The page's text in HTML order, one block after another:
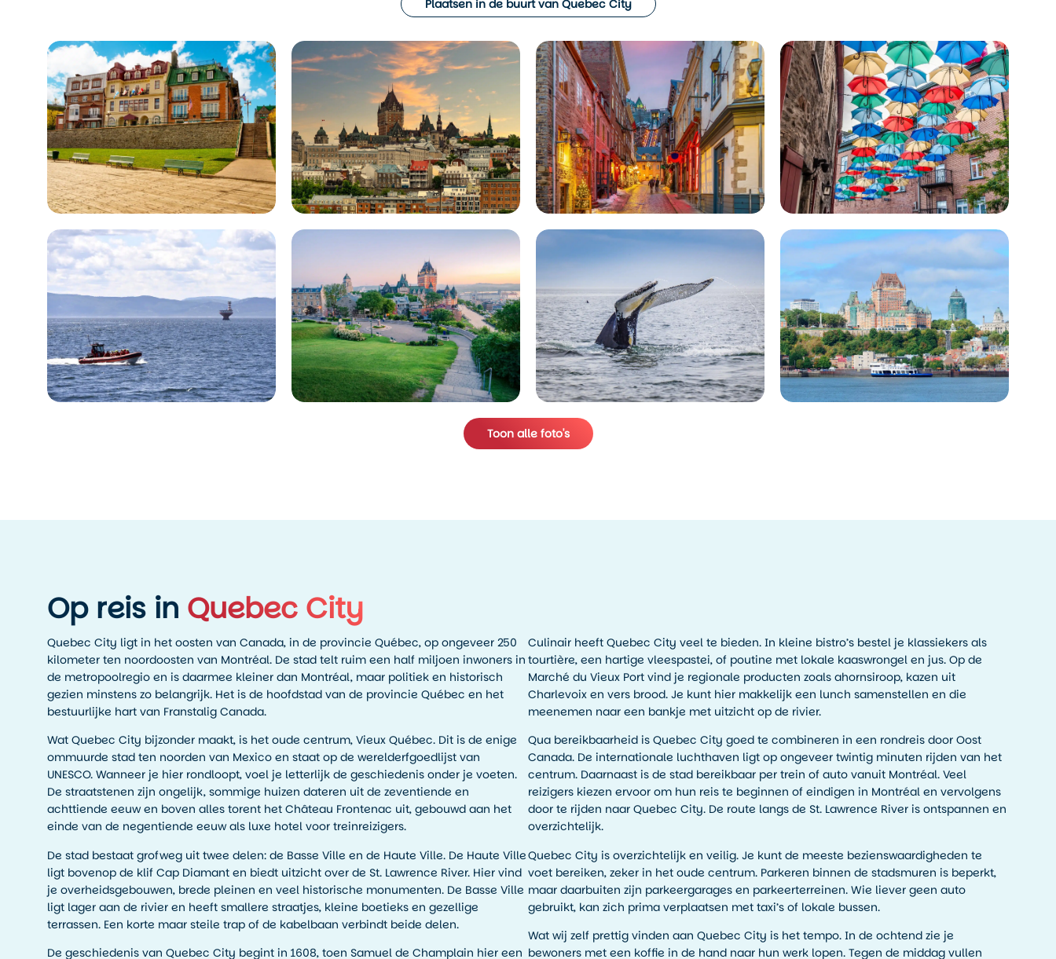
Plaatsen in de buurt van Quebec City
Toon alle foto's
Op reis in Quebec City
Quebec City ligt in het oosten van Canada, in de provincie Québec, op ongeveer 250
kilometer ten noordoosten van Montréal. De stad telt ruim een half miljoen inwoners in
de metropoolregio en is daarmee kleiner dan Montréal, maar politiek en historisch
gezien minstens zo belangrijk. Het is de hoofdstad van de provincie Québec en het
bestuurlijke hart van Franstalig Canada.
Wat Quebec City bijzonder maakt, is het oude centrum, Vieux Québec. Dit is de enige
ommuurde stad ten noorden van Mexico en staat op de werelderfgoedlijst van
UNESCO. Wanneer je hier rondloopt, voel je letterlijk de geschiedenis onder je voeten.
De straatstenen zijn ongelijk, sommige huizen dateren uit de zeventiende en
achttiende eeuw en boven alles torent het Château Frontenac uit, gebouwd aan het
einde van de negentiende eeuw als luxe hotel voor treinreizigers.
De stad bestaat grofweg uit twee delen: de Basse Ville en de Haute Ville. De Haute Ville
ligt bovenop de klif Cap Diamant en biedt uitzicht over de St. Lawrence River. Hier vind
je overheidsgebouwen, brede pleinen en veel historische monumenten. De Basse Ville
ligt lager aan de rivier en heeft smallere straatjes, kleine boetieks en gezellige
terrassen. Een korte maar steile trap of de kabelbaan verbindt beide delen.
De geschiedenis van Quebec City begint in 1608, toen Samuel de Champlain hier een
Culinair heeft Quebec City veel te bieden. In kleine bistro’s bestel je klassiekers als
tourtière, een hartige vleespastei, of poutine met lokale kaaswrongel en jus. Op de
Marché du Vieux Port vind je regionale producten zoals ahornsiroop, kazen uit
Charlevoix en vers brood. Je kunt hier makkelijk een lunch samenstellen en die
meenemen naar een bankje met uitzicht op de rivier.
Qua bereikbaarheid is Quebec City goed te combineren in een rondreis door Oost
Canada. De internationale luchthaven ligt op ongeveer twintig minuten rijden van het
centrum. Daarnaast is de stad bereikbaar per trein of auto vanuit Montréal. Veel
reizigers kiezen ervoor om hun reis te beginnen of eindigen in Montréal en vervolgens
door te rijden naar Quebec City. De route langs de St. Lawrence River is ontspannen en
overzichtelijk.
Quebec City is overzichtelijk en veilig. Je kunt de meeste bezienswaardigheden te
voet bereiken, zeker in het oude centrum. Parkeren binnen de stadsmuren is beperkt,
maar daarbuiten zijn parkeergarages en parkeerterreinen. Wie liever geen auto
gebruikt, kan zich prima verplaatsen met taxi’s of lokale bussen.
Wat wij zelf prettig vinden aan Quebec City is het tempo. In de ochtend zie je
bewoners met een koffie in de hand naar hun werk lopen. Tegen de middag vullen